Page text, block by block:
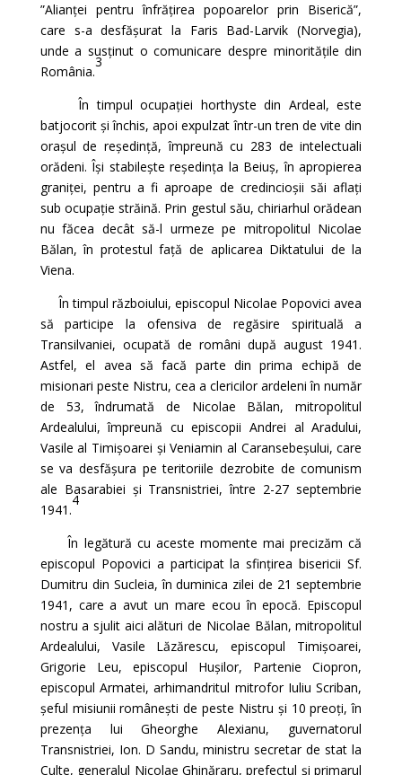
”Alianței pentru înfrățirea popoarelor prin Biserică”,
care s-a desfășurat la Faris Bad-Larvik (Norvegia),
unde a susținut o comunicare despre minoritățile din
România.
3
În timpul ocupației horthyste din Ardeal, este
batjocorit și închis, apoi expulzat într-un tren de vite din
orașul de reședință, împreună cu 283 de intelectuali
orădeni. Își stabilește reședința la Beiuș, în apropierea
graniței, pentru a fi aproape de credincioșii săi aflați
sub ocupație străină. Prin gestul său, chiriarhul orădean
nu făcea decât să-l urmeze pe mitropolitul Nicolae
Bălan, în protestul față de aplicarea Diktatului de la
Viena.
În timpul războiului, episcopul Nicolae Popovici avea
să participe la ofensiva de regăsire spirituală a
Transilvaniei, ocupată de români după august 1941.
Astfel, el avea să facă parte din prima echipă de
misionari peste Nistru, cea a clericilor ardeleni în număr
de 53, îndrumată de Nicolae Bălan, mitropolitul
Ardealului, împreună cu episcopii Andrei al Aradului,
Vasile al Timișoarei și Veniamin al Caransebeșului, care
se va desfășura pe teritoriile dezrobite de comunism
ale Basarabiei și Transnistriei, între 2-27 septembrie
1941.
4
În legătură cu aceste momente mai precizăm că
episcopul Popovici a participat la sfințirea bisericii Sf.
Dumitru din Sucleia, în duminica zilei de 21 septembrie
1941, care a avut un mare ecou în epocă. Episcopul
nostru a sjulit aici alături de Nicolae Bălan, mitropolitul
Ardealului, Vasile Lăzărescu, episcopul Timișoarei,
Grigorie Leu, episcopul Hușilor, Partenie Ciopron,
episcopul Armatei, arhimandritul mitrofor Iuliu Scriban,
șeful misiunii românești de peste Nistru și 10 preoți, în
prezența lui Gheorghe Alexianu, guvernatorul
Transnistriei, Ion. D Sandu, ministru secretar de stat la
Culte, generalul Nicolae Ghinăraru, prefectul și primarul